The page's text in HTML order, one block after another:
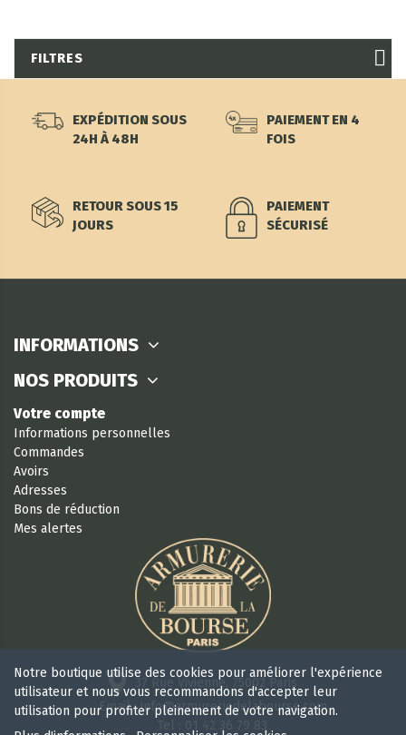
FILTRES
EXPÉDITION SOUS
24H À 48H
PAIEMENT EN 4
FOIS
RETOUR SOUS 15
JOURS
PAIEMENT
SÉCURISÉ
INFORMATIONS
NOS PRODUITS
Votre compte
Informations personnelles
Commandes
Avoirs
Adresses
Bons de réduction
Mes alertes
37 Rue Vivienne, 75002 Paris
Email : info@armureriedelabourse.com
Notre boutique utilise des cookies pour améliorer l'expérience
utilisateur et nous vous recommandons d'accepter leur
utilisation pour profiter pleinement de votre navigation.